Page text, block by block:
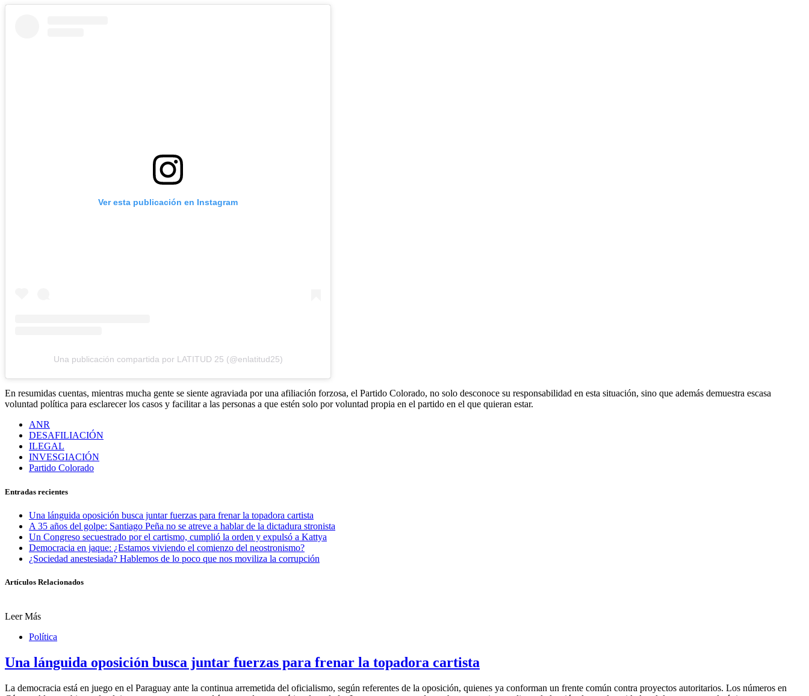
Ver esta publicación en Instagram
Una publicación compartida por LATITUD 25 (@enlatitud25)
En resumidas cuentas, mientras mucha gente se siente agraviada por una afiliación forzosa, el Partido Colorado, no solo desconoce su responsabilidad en esta situación, sino que además demuestra escasa
voluntad política para esclarecer los casos y facilitar a las personas a que estén solo por voluntad propia en el partido en el que quieran estar.
ANR
DESAFILIACIÓN
ILEGAL
INVESGIACIÓN
Partido Colorado
Entradas recientes
Una lánguida oposición busca juntar fuerzas para frenar la topadora cartista
A 35 años del golpe: Santiago Peña no se atreve a hablar de la dictadura stronista
Un Congreso secuestrado por el cartismo, cumplió la orden y expulsó a Kattya
Democracia en jaque: ¿Estamos viviendo el comienzo del neostronismo?
¿Sociedad anestesiada? Hablemos de lo poco que nos moviliza la corrupción
Artículos Relacionados
Leer Más
Política
Una lánguida oposición busca juntar fuerzas para frenar la topadora cartista
La democracia está en juego en el Paraguay ante la continua arremetida del oficialismo, según referentes de la oposición, quienes ya conforman un frente común contra proyectos autoritarios. Los números en